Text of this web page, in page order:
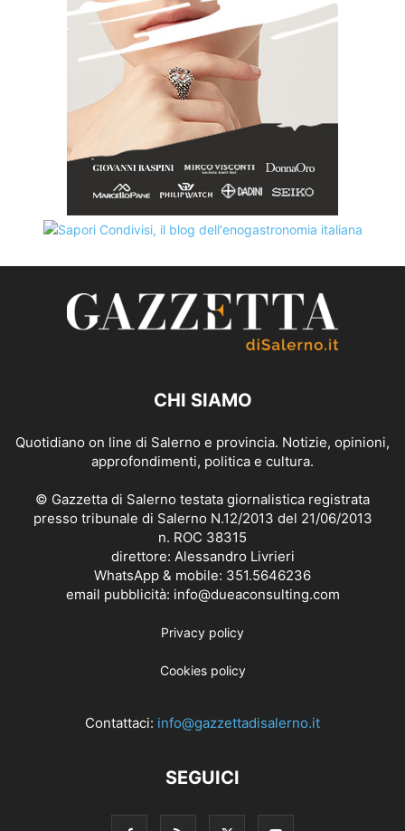
CHI SIAMO
Quotidiano on line di Salerno e provincia. Notizie, opinioni,
approfondimenti, politica e cultura.
© Gazzetta di Salerno testata giornalistica registrata
presso tribunale di Salerno N.12/2013 del 21/06/2013
n. ROC 38315
direttore: Alessandro Livrieri
WhatsApp & mobile: 351.5646236
email pubblicità: info@dueaconsulting.com
Privacy policy
Cookies policy
Contattaci: info@gazzettadisalerno.it
SEGUICI